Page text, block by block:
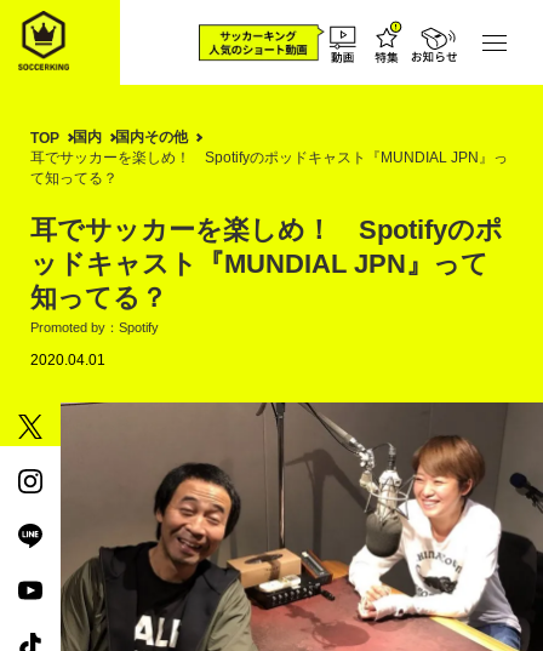
TOP 国内
国内その他
耳でサッカーを楽しめ！ Spotifyのポッドキャスト『MUNDIAL JPN』っ
て知ってる？
耳でサッカーを楽しめ！ Spotifyのポ
ッドキャスト『MUNDIAL JPN』って
知ってる？
Promoted by：Spotify
2020.04.01